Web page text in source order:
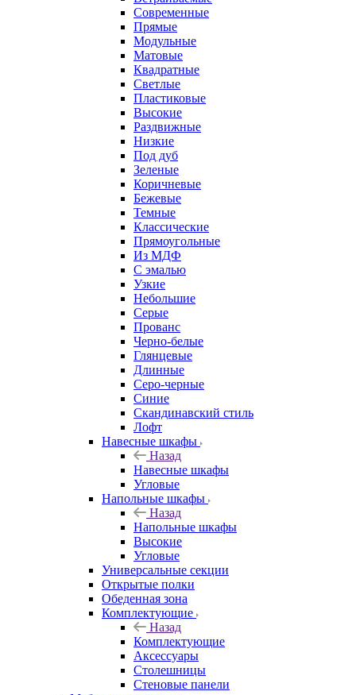
Современные
Прямые
Модульные
Матовые
Квадратные
Светлые
Пластиковые
Высокие
Раздвижные
Низкие
Под дуб
Зеленые
Коричневые
Бежевые
Темные
Классические
Прямоугольные
Из МДФ
С эмалью
Узкие
Небольшие
Серые
Прованс
Черно-белые
Глянцевые
Длинные
Серо-черные
Синие
Скандинавский стиль
Лофт
Навесные шкафы
Назад
Навесные шкафы
Угловые
Напольные шкафы
Назад
Напольные шкафы
Высокие
Угловые
Универсальные секции
Открытые полки
Обеденная зона
Комплектующие
Назад
Комплектующие
Аксессуары
Столешницы
Стеновые панели